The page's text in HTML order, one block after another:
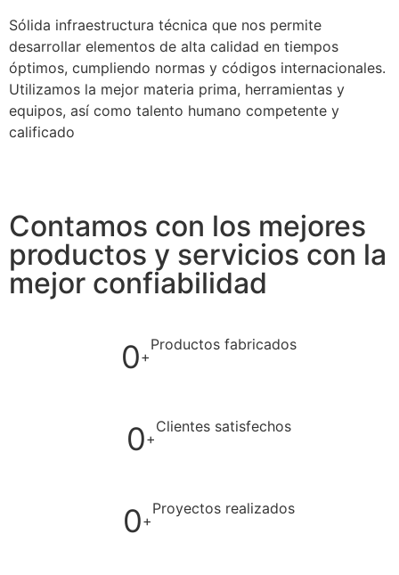
Sólida infraestructura técnica que nos permite
desarrollar elementos de alta calidad en tiempos
óptimos, cumpliendo normas y códigos internacionales.
Utilizamos la mejor materia prima, herramientas y
equipos, así como talento humano competente y
calificado
Contamos con los mejores
productos y servicios con la
mejor confiabilidad
0+
Productos fabricados
0+
Clientes satisfechos
0+
Proyectos realizados